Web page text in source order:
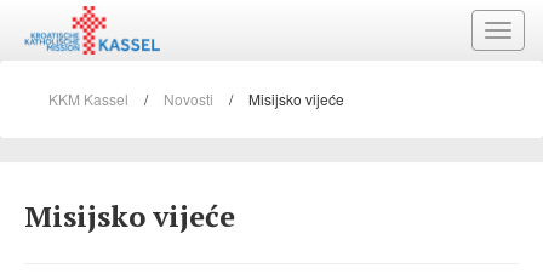
Toggle
KKM Kassel / Novosti / Misijsko vijeće
Misijsko vijeće